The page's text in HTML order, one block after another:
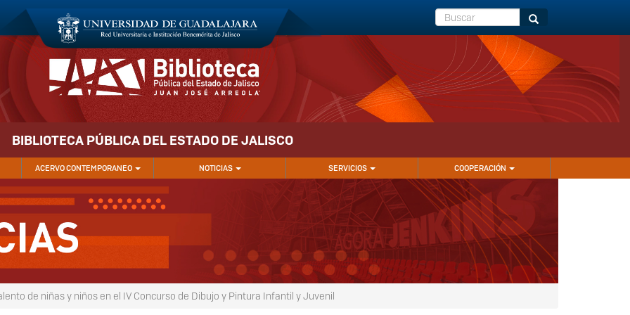
Buscar Buscar
BIBLIOTECA PÚBLICA DEL ESTADO DE JALISCO
ACERVO CONTEMPORANEO NOTICIAS SERVICIOS COOPERACIÓN
de niñas y niños en el IV Concurso de Dibujo y Pintura Infantil y Juvenil